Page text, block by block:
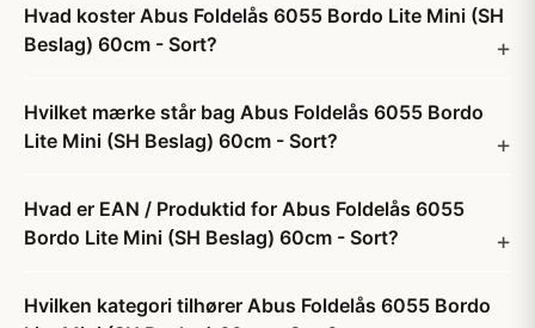
Hvad koster Abus Foldelås 6055 Bordo Lite Mini (SH
Beslag) 60cm - Sort?
Hvilket mærke står bag Abus Foldelås 6055 Bordo
Lite Mini (SH Beslag) 60cm - Sort?
Hvad er EAN / Produktid for Abus Foldelås 6055
Bordo Lite Mini (SH Beslag) 60cm - Sort?
Hvilken kategori tilhører Abus Foldelås 6055 Bordo